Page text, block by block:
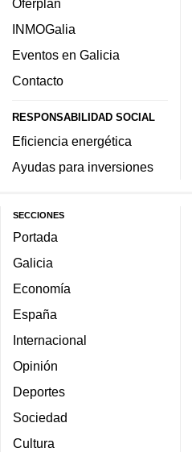
Oferplan
INMOGalia
Eventos en Galicia
Contacto
RESPONSABILIDAD SOCIAL
Eficiencia energética
Ayudas para inversiones
SECCIONES
Portada
Galicia
Economía
España
Internacional
Opinión
Deportes
Sociedad
Cultura